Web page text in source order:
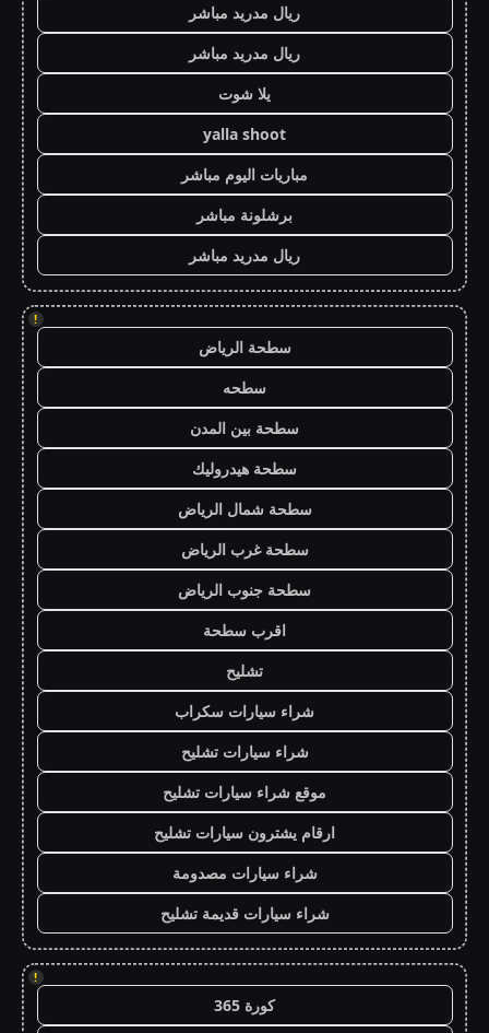
ريال مدريد مباشر
ريال مدريد مباشر
يلا شوت
yalla shoot
مباريات اليوم مباشر
برشلونة مباشر
ريال مدريد مباشر
!
سطحة الرياض
سطحه
سطحة بين المدن
سطحة هيدروليك
سطحة شمال الرياض
سطحة غرب الرياض
سطحة جنوب الرياض
اقرب سطحة
تشليح
شراء سيارات سكراب
شراء سيارات تشليح
موقع شراء سيارات تشليح
ارقام يشترون سيارات تشليح
شراء سيارات مصدومة
شراء سيارات قديمة تشليح
!
كورة 365